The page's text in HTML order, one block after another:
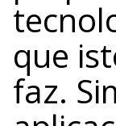
que
faz.